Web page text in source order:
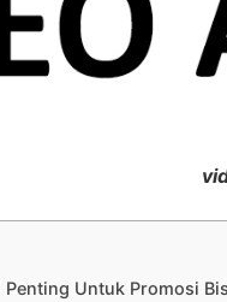
Untuk Promosi